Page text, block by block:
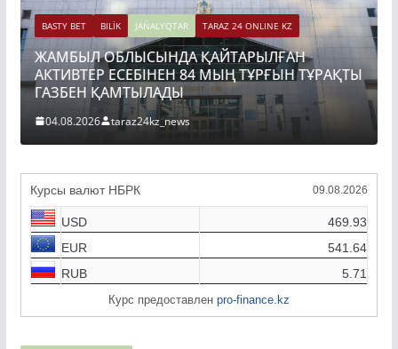
BASTY BET BILİK JAŃALYQTAR TARAZ 24 ONLINE KZ
ЖАМБЫЛ ОБЛЫСЫНДА ҚАЙТАРЫЛҒАН
АКТИВТЕР ЕСЕБІНЕН 84 МЫҢ ТҰРҒЫН ТҰРАҚТЫ
ГАЗБЕН ҚАМТЫЛАДЫ
04.08.2026 taraz24kz_news
Курсы валют НБРК 09.08.2026
USD
469.93
EUR
541.64
RUB
5.71
Курс предоставлен pro-finance.kz